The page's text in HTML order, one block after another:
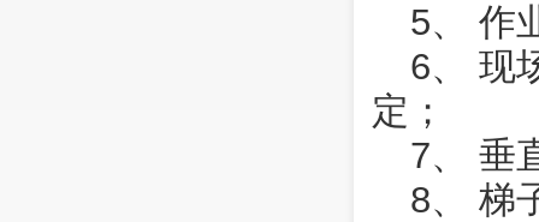
5、 作
6、 现
定；
7、 垂
8、 梯